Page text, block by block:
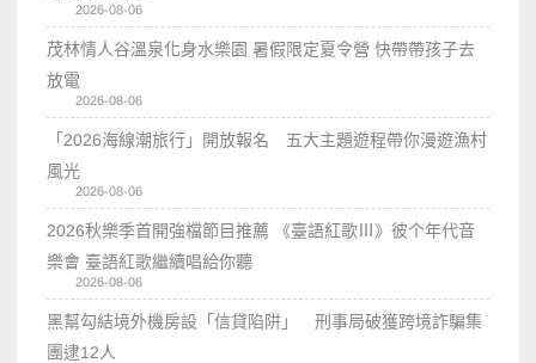
2026-08-06
茂林情人谷溫泉化身水樂園 暑假限定夏令營 快帶帶孩子去
放電
2026-08-06
「2026海線潮旅行」開放報名 五大主題遊程帶你漫遊漁村
風光
2026-08-06
2026秋樂季首開強檔節目推薦 《臺語紅歌Ⅲ》彼个年代音
樂會 臺語紅歌繼續唱給你聽
2026-08-06
黑幫勾結境外機房設「信貸陷阱」 刑事局破獲跨境詐騙集
團逮12人